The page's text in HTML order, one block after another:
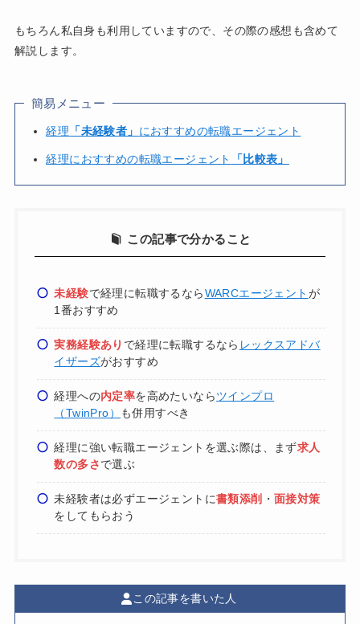
もちろん私自身も利用していますので、その際の感想も含めて
解説します。
簡易メニュー
経理 「未経験者」 におすすめの転職エージェント
経理におすすめの転職エージェント 「比較表」
この記事で分かること
未経験で経理に転職するならWARCエージェント が
1番おすすめ
実務経験あり で経理に転職するなら レックスアドバ
イザーズがおすすめ
経理への内定率を高めたいならツインプロ
（TwinPro）
も併用すべき
経理に強い転職エージェントを選ぶ際は、まず求人
数の多さで選ぶ
未経験者は必ずエージェントに書類添削 ・面接対策
をしてもらおう
この記事を書いた人